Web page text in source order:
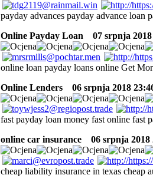
payday advances payday advance loan
Online Payday Loan
07 srpnja
online loan payday loans online Get
Online Lenders
06 srpnja 2018
fast payday loan money fast online fast
online car insurance
06 srpnja 2018
cheap liability insurance in texas cheap